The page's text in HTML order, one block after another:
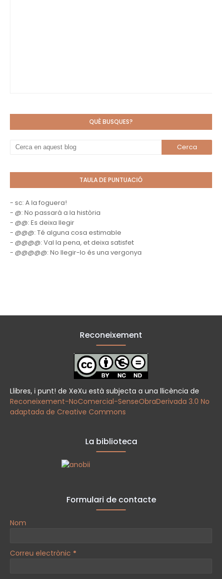
QUÈ BUSQUES?
TAULA DE PUNTUACIÓ
- sc: A la foguera!
- @: No passarà a la història
- @@: Es deixa llegir
- @@@: Té alguna cosa estimable
- @@@@: Val la pena, et deixa satisfet
- @@@@@: No llegir-lo és una vergonya
Reconeixement
Llibres, i punt! de XeXu està subjecta a una llicència de
Reconeixement-NoComercial-SenseObraDerivada 3.0 No
adaptada de Creative Commons
La biblioteca
Formulari de contacte
Nom
Correu electrònic *